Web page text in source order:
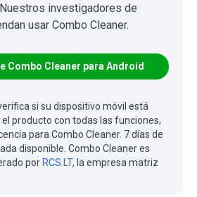
investigadores de
usar Combo Cleaner.
Combo Cleaner para Android
si su dispositivo móvil está
producto con todas las funciones,
para Combo Cleaner. 7 días de
disponible. Combo Cleaner es
por RCS LT, la empresa matriz